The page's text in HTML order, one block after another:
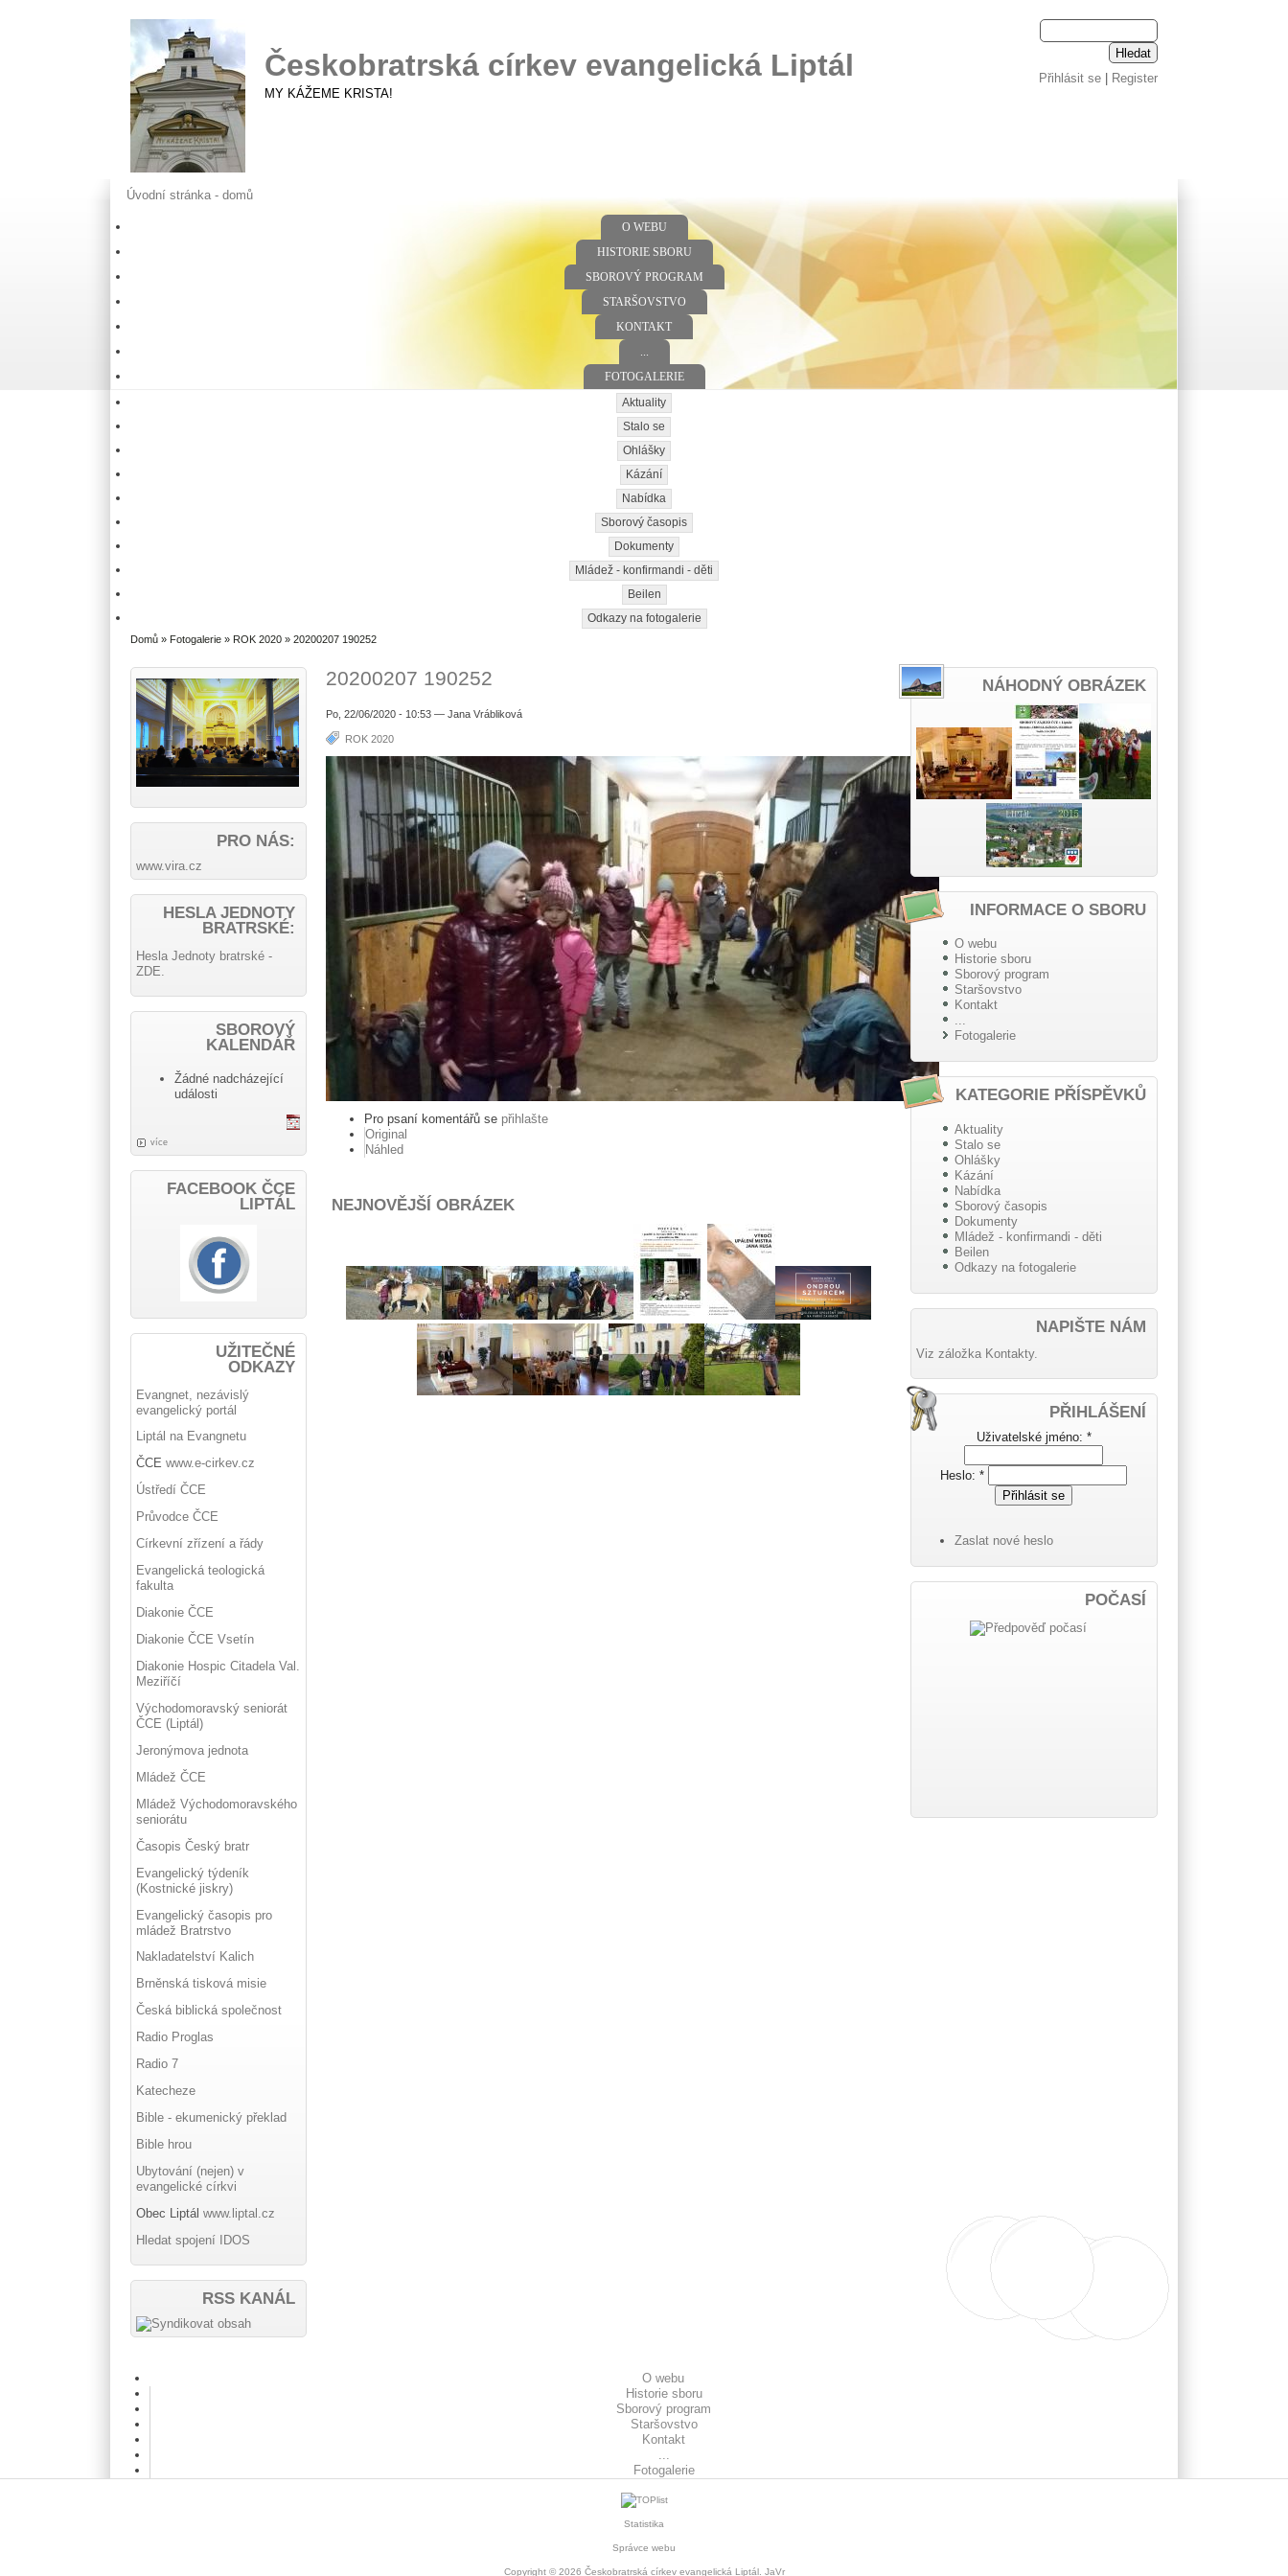
Přihlásit se| Register
Českobratrská církev evangelická Liptál
MY KÁŽEME KRISTA!
Úvodní stránka - domů
O WEBU
HISTORIE SBORU
SBOROVÝ PROGRAM
STARŠOVSTVO
KONTAKT
FOTOGALERIE
Aktuality
Stalo se
Ohlášky
Kázání
Nabídka
Sborový časopis
Dokumenty
Mládež - konfirmandi - děti
Beilen
Odkazy na fotogalerie
Domů » Fotogalerie » ROK 2020 » 20200207 190252
20200207 190252
Po, 22/06/2020 - 10:53 — Jana Vrábliková
ROK 2020
Pro psaní komentářů se přihlašte
Original
Náhled
NEJNOVĚJŠÍ OBRÁZEK
PRO NÁS:
www.vira.cz
HESLA JEDNOTY
BRATRSKÉ:
Hesla Jednoty bratrské -
ZDE.
SBOROVÝ
KALENDÁŘ
Žádné nadcházející
události
více
FACEBOOK ČCE
LIPTÁL
UŽITEČNÉ
ODKAZY
Evangnet, nezávislý
evangelický portál
Liptál na Evangnetu
ČCEwww.e-cirkev.cz
Ústředí ČCE
Průvodce ČCE
Církevní zřízení a řády
Evangelická teologická
fakulta
Diakonie ČCE
Diakonie ČCE Vsetín
Diakonie Hospic Citadela Val.
Meziříčí
Východomoravský seniorát
ČCE (Liptál)
Jeronýmova jednota
Mládež ČCE
Mládež Východomoravského
seniorátu
Časopis Český bratr
Evangelický týdeník
(Kostnické jiskry)
Evangelický časopis pro
mládež Bratrstvo
Nakladatelství Kalich
Brněnská tisková misie
Česká biblická společnost
Radio Proglas
Radio 7
Katecheze
Bible - ekumenický překlad
Bible hrou
Ubytování (nejen) v
evangelické církvi
Obec Liptálwww.liptal.cz
Hledat spojení IDOS
RSS KANÁL
NÁHODNÝ OBRÁZEK
INFORMACE O SBORU
O webu
Historie sboru
Sborový program
Staršovstvo
Kontakt
Fotogalerie
KATEGORIE PŘÍSPĚVKŮ
Aktuality
Stalo se
Ohlášky
Kázání
Nabídka
Sborový časopis
Dokumenty
Mládež - konfirmandi - děti
Beilen
Odkazy na fotogalerie
NAPIŠTE NÁM
Viz záložka Kontakty.
PŘIHLÁŠENÍ
Uživatelské jméno: *
Heslo:*
Zaslat nové heslo
POČASÍ
O webu
Historie sboru
Sborový program
Staršovstvo
Kontakt
Fotogalerie
Statistika
Správce webu
Copyright © 2026 Českobratrská církev evangelická Liptál. JaVr